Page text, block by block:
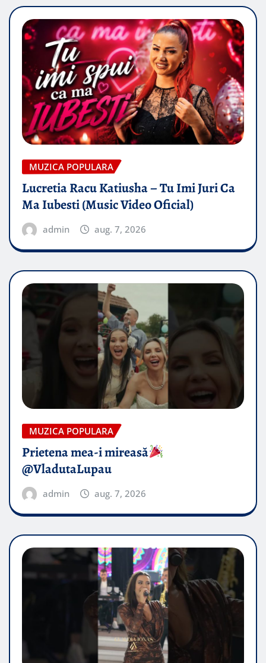
MUZICA POPULARA
Lucretia Racu Katiusha – Tu Imi Juri Ca
Ma Iubesti (Music Video Oficial)
admin aug. 7, 2026
MUZICA POPULARA
Prietena mea-i mireasă​
@VladutaLupau
admin aug. 7, 2026